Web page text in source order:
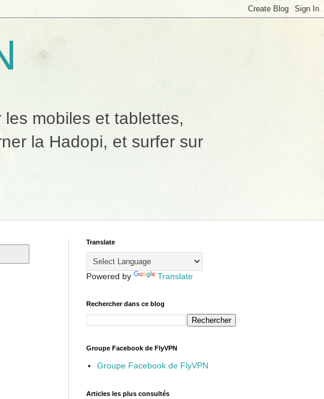
mobiles et tablettes,
la Hadopi, et surfer sur
Translate
Powered by Translate
Rechercher dans ce blog
Groupe Facebook de FlyVPN
Groupe Facebook de FlyVPN
Articles les plus consultés